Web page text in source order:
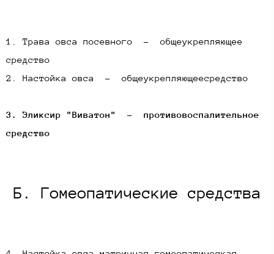
1. Трава овса посевного - общеукрепляющее
средство
2. Настойка овса - общеукрепляющеесредство
3. Эликсир "Виватон" - противовоспалительное
средство
Б. Гомеопатические средства​